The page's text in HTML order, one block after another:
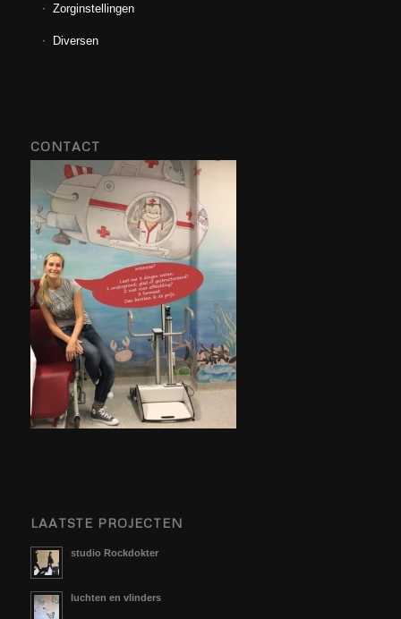
Zorginstellingen
Diversen
CONTACT
LAATSTE PROJECTEN
studio Rockdokter
luchten en vlinders